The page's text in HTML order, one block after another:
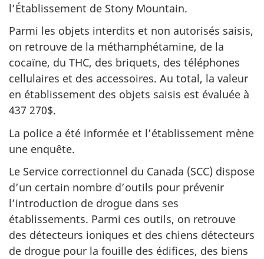
l’Établissement de Stony Mountain.
Parmi les objets interdits et non autorisés saisis,
on retrouve de la méthamphétamine, de la
cocaïne, du THC, des briquets, des téléphones
cellulaires et des accessoires. Au total, la valeur
en établissement des objets saisis est évaluée à
437 270$.
La police a été informée et l’établissement mène
une enquête.
Le Service correctionnel du Canada (SCC) dispose
d’un certain nombre d’outils pour prévenir
l’introduction de drogue dans ses
établissements. Parmi ces outils, on retrouve
des détecteurs ioniques et des chiens détecteurs
de drogue pour la fouille des édifices, des biens